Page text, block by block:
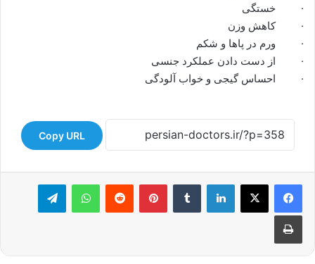
· خستگی
· کاهش وزن
· ورم در پاها و شکم
· از دست دادن عملکرد جنسی
· احساس گیجی و خواب آلودگی
Copy URL
لینکدین ‫تامبلر ‫پین‌ترست‫رددیت واتس آپ تلگرام
چاپ